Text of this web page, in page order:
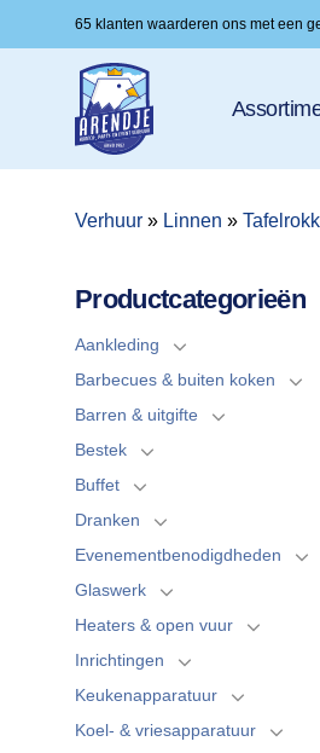
naar
65 klanten waarderen ons met een
Verhuur » Linnen »
Productcategorieën
Aankleding
Barbecues & buiten koken
Barren & uitgifte
Bestek
Buffet
Dranken
Evenementbenodigdheden
Glaswerk
Heaters & open vuur
Inrichtingen
Keukenapparatuur
Koel- & vriesapparatuur